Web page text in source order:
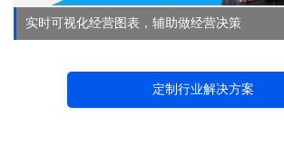
实时可视化经营图表，辅助做经营决策
定制行业解决方案